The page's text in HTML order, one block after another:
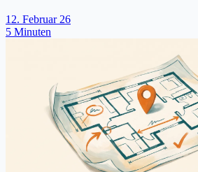
12. Februar 26
5 Minuten